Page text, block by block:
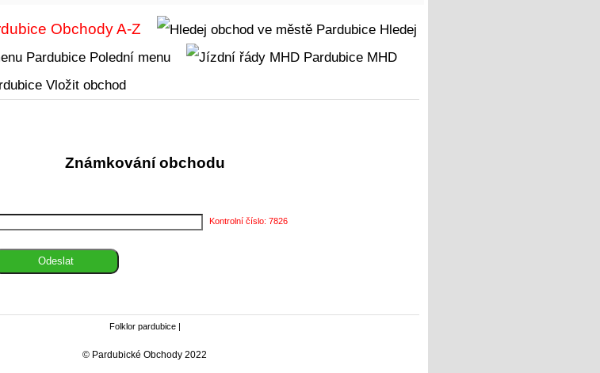
Obchody A-Z
Hledej
Polední menu
MHD
Vložit obchod
Známkování obchodu
Kontrolní číslo: 7826
Folklor pardubice|
© Pardubické Obchody 2022